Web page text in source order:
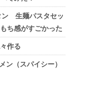
ン 生麺パスタセッ
ち感がすごかった
作る
（スパイシー）